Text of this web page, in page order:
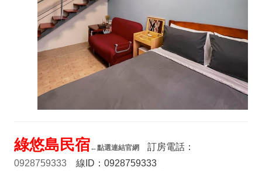
綠悠島民宿←點選連結官網
訂房電話：
0928759333線ID：0928759333